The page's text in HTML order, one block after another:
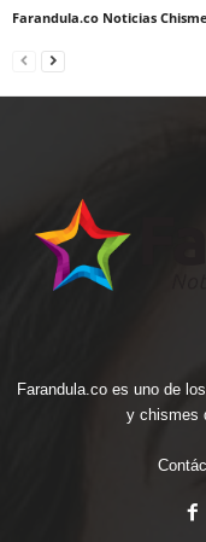
Farandula.co Noticias
Farandula.co es uno de
y chismes